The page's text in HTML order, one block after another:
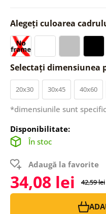
Alegeți culoarea
Selectați dimensiunea
20x30 30x45 40x60
*dimensiunile sunt
Disponibilitate:
În stoc
Adaugă la favorite
34,08 lei 42,59 lei